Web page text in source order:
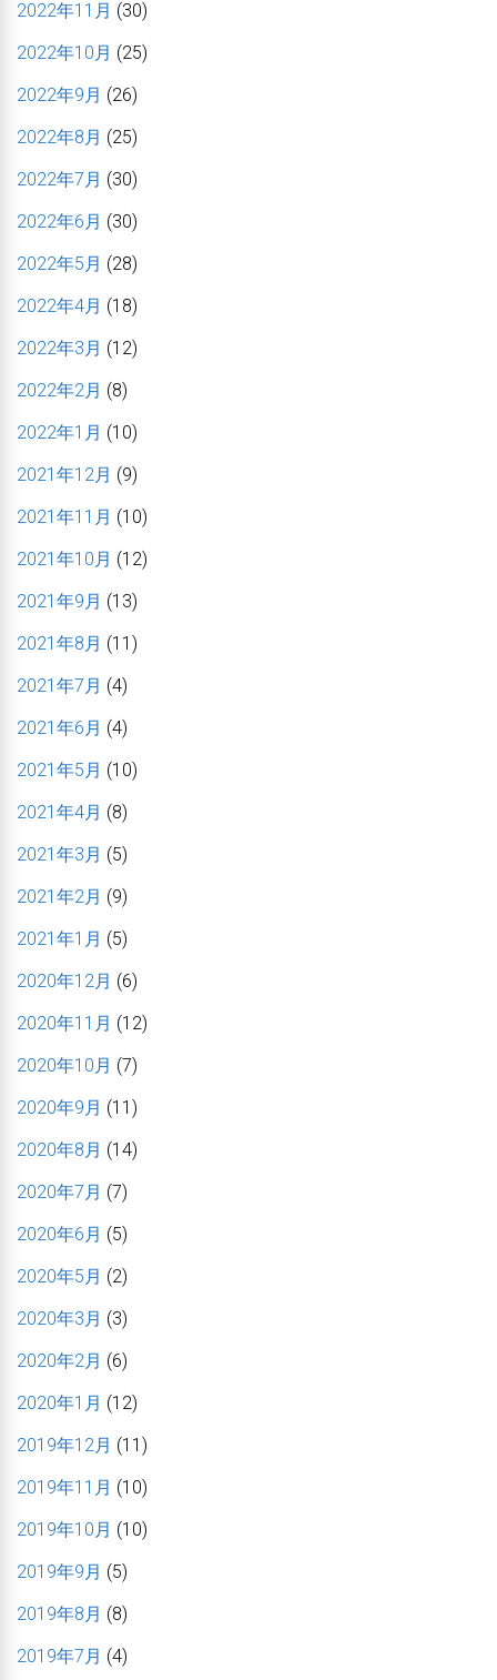
2022年11月 (30)
2022年10月 (25)
2022年9月 (26)
2022年8月 (25)
2022年7月 (30)
2022年6月 (30)
2022年5月 (28)
2022年4月 (18)
2022年3月 (12)
2022年2月 (8)
2022年1月 (10)
2021年12月 (9)
2021年11月 (10)
2021年10月 (12)
2021年9月 (13)
2021年8月 (11)
2021年7月 (4)
2021年6月 (4)
2021年5月 (10)
2021年4月 (8)
2021年3月 (5)
2021年2月 (9)
2021年1月 (5)
2020年12月 (6)
2020年11月 (12)
2020年10月 (7)
2020年9月 (11)
2020年8月 (14)
2020年7月 (7)
2020年6月 (5)
2020年5月 (2)
2020年3月 (3)
2020年2月 (6)
2020年1月 (12)
2019年12月 (11)
2019年11月 (10)
2019年10月 (10)
2019年9月 (5)
2019年8月 (8)
2019年7月 (4)